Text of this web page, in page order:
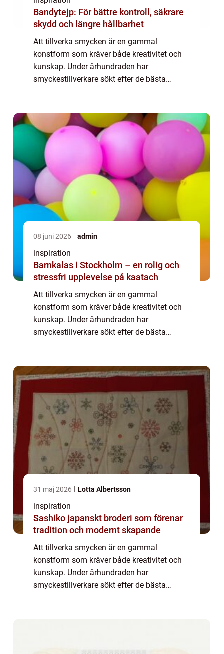
Bandytejp: För bättre kontroll, säkrare
skydd och längre hållbarhet
Att tillverka smycken är en gammal
konstform som kräver både kreativitet och
kunskap. Under århundraden har
smyckestillverkare sökt efter de bästa
08 juni 2026 admin
inspiration
Barnkalas i Stockholm – en rolig och
stressfri upplevelse på kaatach
Att tillverka smycken är en gammal
konstform som kräver både kreativitet och
kunskap. Under århundraden har
smyckestillverkare sökt efter de bästa
31 maj 2026 Lotta Albertsson
inspiration
Sashiko japanskt broderi som förenar
tradition och modernt skapande
Att tillverka smycken är en gammal
konstform som kräver både kreativitet och
kunskap. Under århundraden har
smyckestillverkare sökt efter de bästa